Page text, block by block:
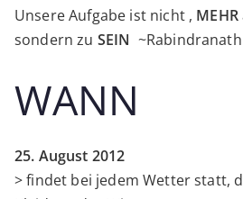
Unsere Aufgabe ist nicht , MEHR
sondern zu SEIN
WANN
25. August 2012
> findet bei jedem Wetter statt,